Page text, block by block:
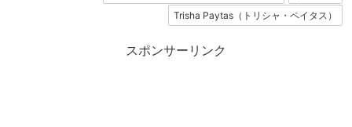
Trisha Paytas（トリシャ・ペイタス）
スポンサーリンク